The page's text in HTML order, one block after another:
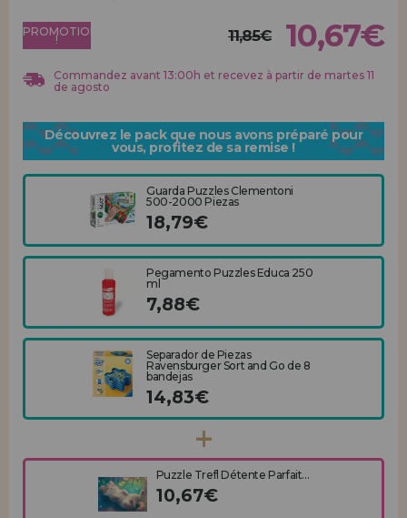
ENREGISTREMENT DISTRIBUTEUR
PROMOTION
! 11,85€ 10,67€
Commandez avant 13:00h et recevez à partir de martes 11
de agosto
Découvrez le pack que nous avons préparé pour
vous, profitez de sa remise !
Guarda Puzzles Clementoni
500-2000 Piezas
18,79€
Pegamento Puzzles Educa 250
ml
7,88€
Separador de Piezas
Ravensburger Sort and Go de 8
bandejas
14,83€
Puzzle Trefl Détente Parfait...
10,67€